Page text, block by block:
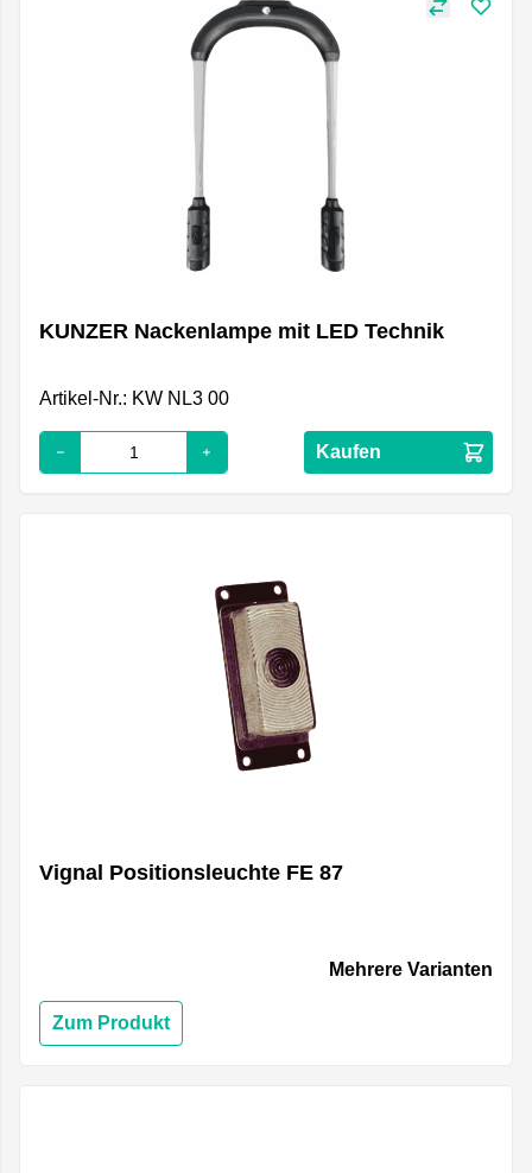
KUNZER Nackenlampe mit LED Technik
Artikel-Nr.: KW NL3 00
Kaufen
Vignal Positionsleuchte FE 87
Mehrere Varianten
Zum Produkt